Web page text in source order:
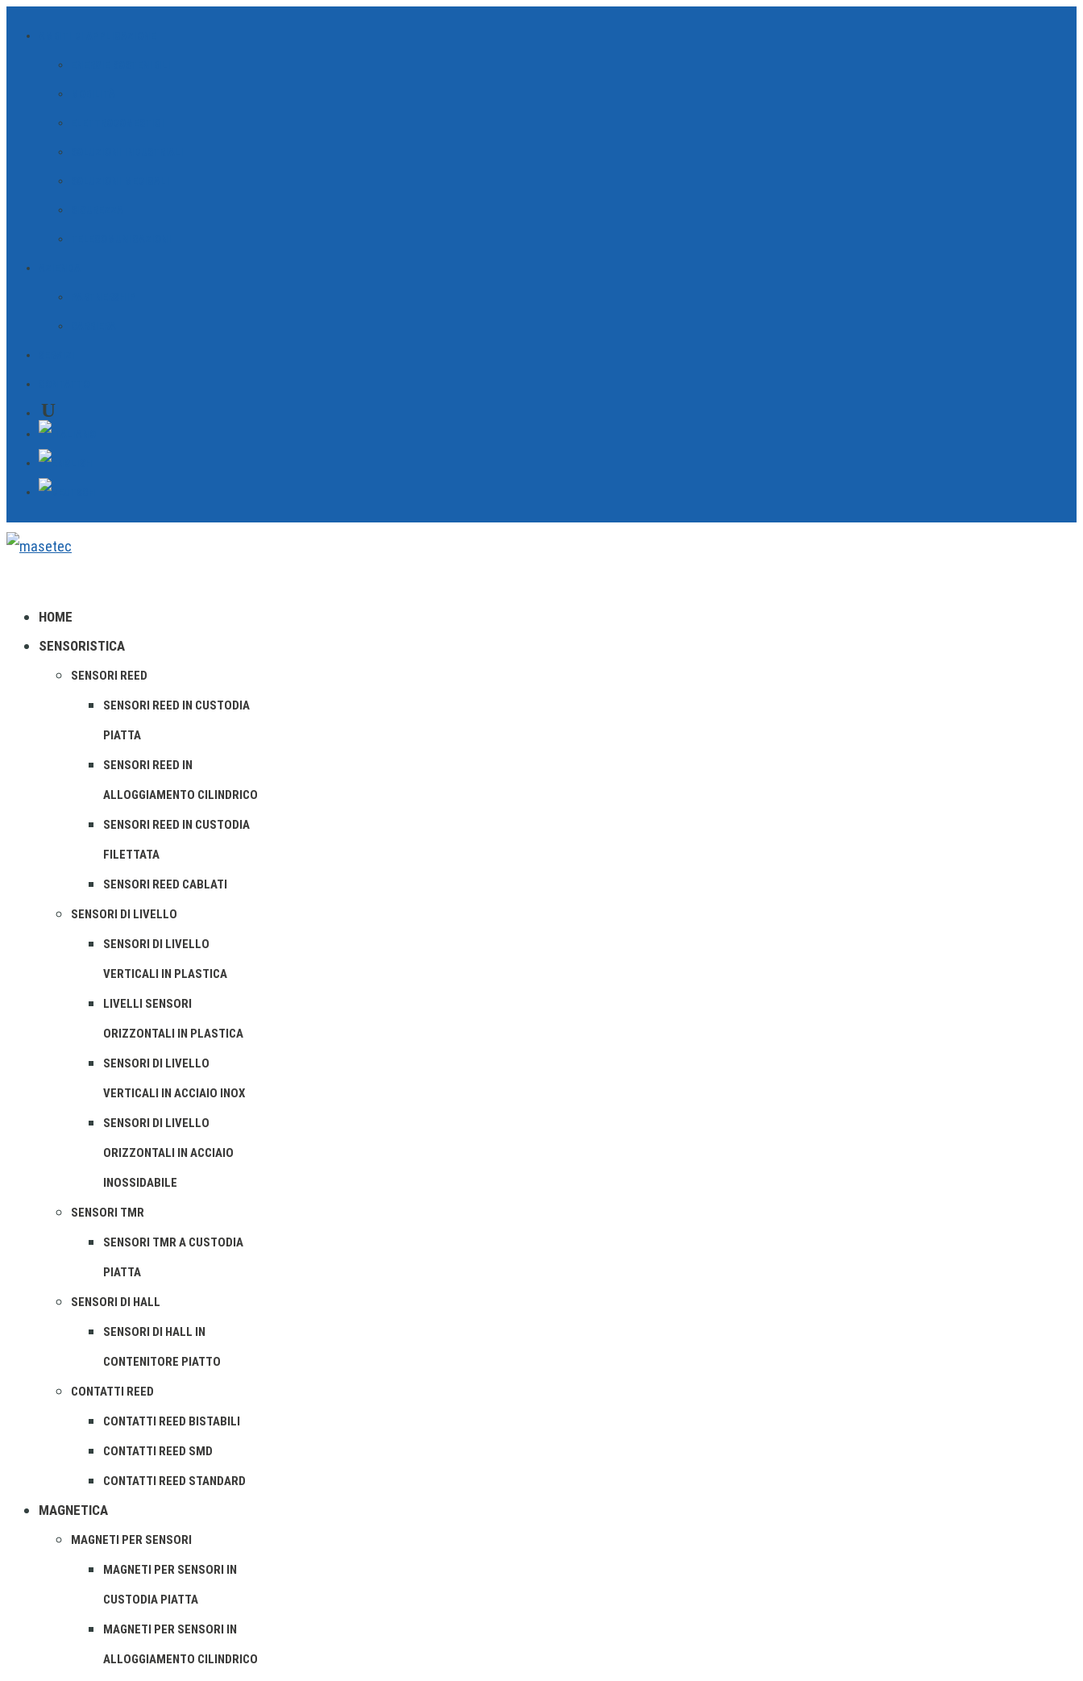
HOME
SENSORISTICA
SENSORI REED
SENSORI REED IN CUSTODIA
PIATTA
SENSORI REED IN
ALLOGGIAMENTO CILINDRICO
SENSORI REED IN CUSTODIA
FILETTATA
SENSORI REED CABLATI
SENSORI DI LIVELLO
SENSORI DI LIVELLO
VERTICALI IN PLASTICA
LIVELLI SENSORI
ORIZZONTALI IN PLASTICA
SENSORI DI LIVELLO
VERTICALI IN ACCIAIO INOX
SENSORI DI LIVELLO
ORIZZONTALI IN ACCIAIO
INOSSIDABILE
SENSORI TMR
SENSORI TMR A CUSTODIA
PIATTA
SENSORI DI HALL
SENSORI DI HALL IN
CONTENITORE PIATTO
CONTATTI REED
CONTATTI REED BISTABILI
CONTATTI REED SMD
CONTATTI REED STANDARD
MAGNETICA
MAGNETI PER SENSORI
MAGNETI PER SENSORI IN
CUSTODIA PIATTA
MAGNETI PER SENSORI IN
ALLOGGIAMENTO CILINDRICO